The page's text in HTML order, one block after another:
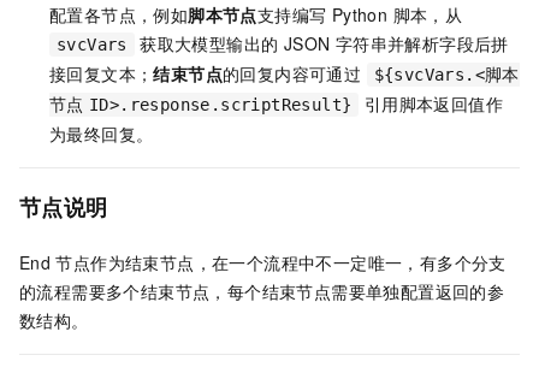
配置各节点，例如脚本节点支持编写 Python 脚本，从
svcVars
获取大模型输出的 JSON 字符串并解析字段后拼
接回复文本；结束节点的回复内容可通过
${svcVars.<脚本
节点 ID>.response.scriptResult}
引用脚本返回值作
为最终回复。
节点说明
End 节点作为结束节点，在一个流程中不一定唯一，有多个分支
的流程需要多个结束节点，每个结束节点需要单独配置返回的参
数结构。